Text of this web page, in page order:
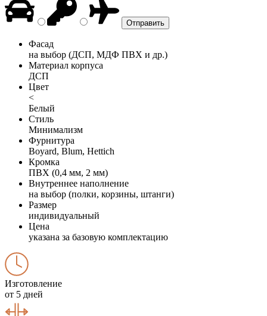
Фасад
на выбор (ДСП, МДФ ПВХ и др.)
Материал корпуса
ДСП
Цвет
<
Белый
Стиль
Минимализм
Фурнитура
Boyard, Blum, Hettich
Кромка
ПВХ (0,4 мм, 2 мм)
Внутреннее наполнение
на выбор (полки, корзины, штанги)
Размер
индивидуальный
Цена
указана за базовую комплектацию
Изготовление
от 5 дней